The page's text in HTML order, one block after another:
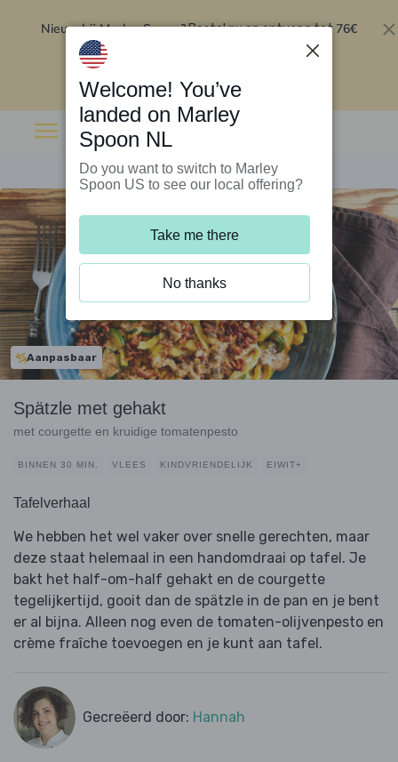
Nieuw bij Marley Spoon?Bestel nu en ontvang tot 76€
Aanpasbaar
Spätzle met gehakt
met courgette en kruidige tomatenpesto
BINNEN 30 MIN. VLEES KINDVRIENDELIJK EIWIT+
Tafelverhaal
We hebben het wel vaker over snelle gerechten, maar
deze staat helemaal in een handomdraai op tafel. Je
bakt het half-om-half gehakt en de courgette
tegelijkertijd, gooit dan de spätzle in de pan en je bent
er al bijna. Alleen nog even de tomaten-olijvenpesto en
crème fraîche toevoegen en je kunt aan tafel.
Gecreëerd door: Hannah
Welcome! You’ve
landed on Marley
Spoon NL
Do you want to switch to Marley
Spoon US to see our local offering?
Take me there
No thanks